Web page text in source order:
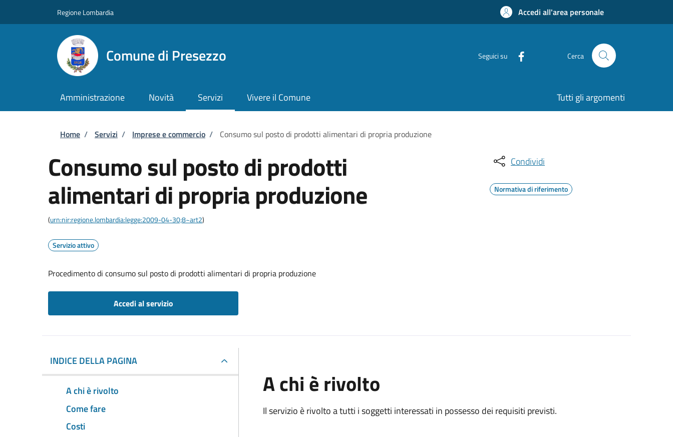
Regione Lombardia Accedi all'area personale
Comune di Presezzo Seguici su Cerca
Amministrazione Novità Servizi Vivere il Comune Tutti gli argomenti
Briciole di pane
Home / Servizi / Imprese e commercio / Consumo sul posto di prodotti alimentari di propria produzione
Consumo sul posto di prodotti
alimentari di propria produzione
(urn:nir:regione.lombardia:legge:2009-04-30;8~art2)
Servizio attivo
Procedimento di consumo sul posto di prodotti alimentari di propria produzione
Accedi al servizio
Condividi
Normativa di riferimento
INDICE DELLA PAGINA
A chi è rivolto
Come fare
Costi
A chi è rivolto
Il servizio è rivolto a tutti i soggetti interessati in possesso dei requisiti previsti.